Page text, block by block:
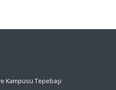
Kampüsü Tepebaşı